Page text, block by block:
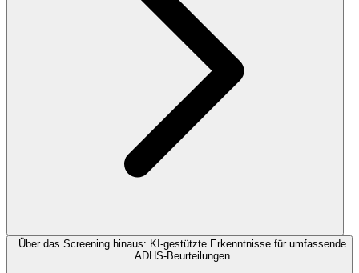
Über das Screening hinaus: KI-gestützte Erkenntnisse für umfassende
ADHS-Beurteilungen